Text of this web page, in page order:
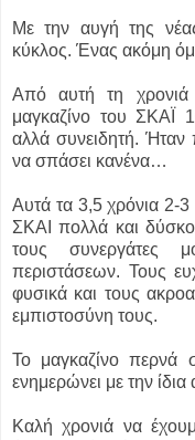
Με την αυγή της
κύκλος. Ένας ακόμη
Από αυτή τη χρονιά
μαγκαζίνο του ΣΚΑΪ
αλλά συνειδητή. Ήταν
να σπάσει κανένα…
Αυτά τα 3,5 χρόνια 2-
ΣΚΑΙ πολλά και
τους συνεργάτες
περιστάσεων. Τους
φυσικά και τους
εμπιστοσύνη τους.
Το μαγκαζίνο περνά
ενημερώνει με την
Καλή χρονιά να